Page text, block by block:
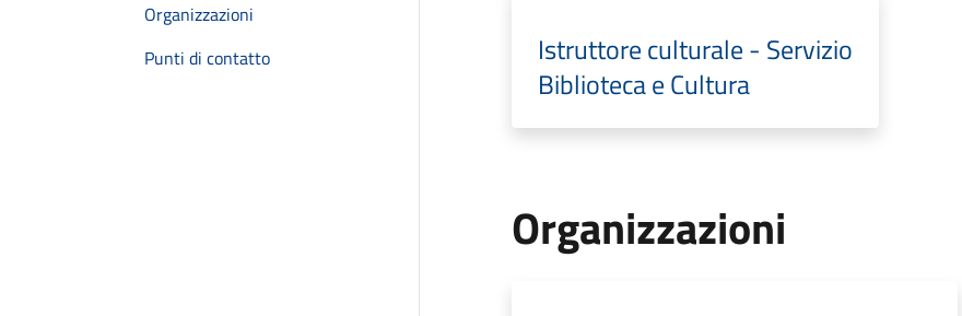
Organizzazioni
Punti di contatto
Istruttore culturale - Servizio
Biblioteca e Cultura
Organizzazioni